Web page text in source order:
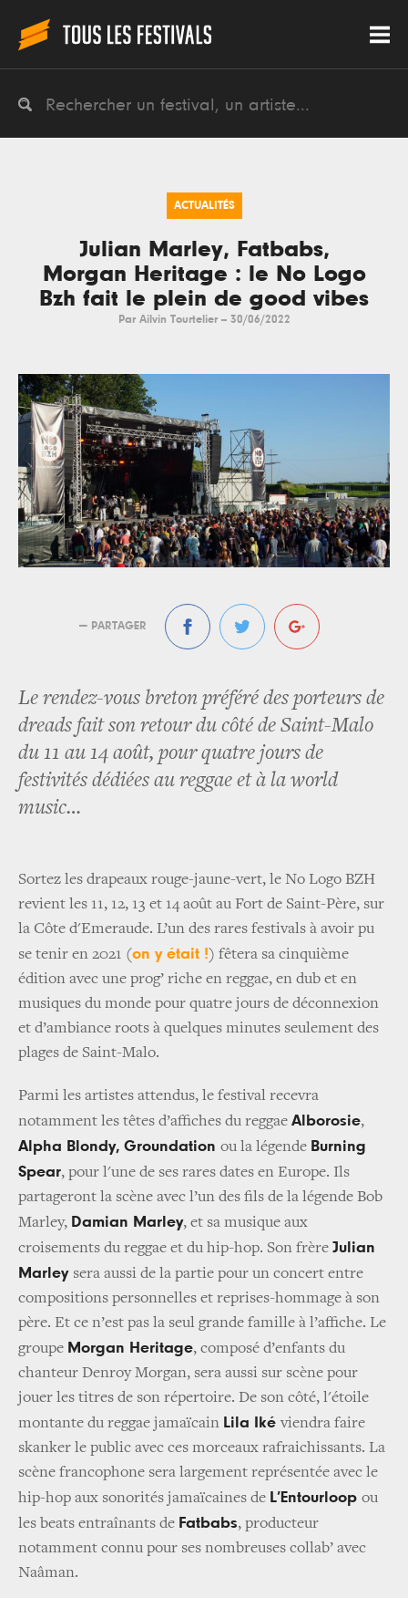
ACTUALITÉS
Julian Marley, Fatbabs,
Morgan Heritage : le No Logo
Bzh fait le plein de good vibes
Par Ailvin Tourtelier -- 30/06/2022
— PARTAGER
Le rendez-vous breton préféré des porteurs de
dreads fait son retour du côté de Saint-Malo
du 11 au 14 août, pour quatre jours de
festivités dédiées au reggae et à la world
music…
Sortez les drapeaux rouge-jaune-vert, le No Logo BZH
revient les 11, 12, 13 et 14 août au Fort de Saint-Père, sur
la Côte d'Emeraude. L’un des rares festivals à avoir pu
se tenir en 2021 (on y était !) fêtera sa cinquième
édition avec une prog’ riche en reggae, en dub et en
musiques du monde pour quatre jours de déconnexion
et d’ambiance roots à quelques minutes seulement des
plages de Saint-Malo.
Parmi les artistes attendus, le festival recevra
notamment les têtes d’affiches du reggae Alborosie,
Alpha Blondy, Groundation ou la légende Burning
Spear, pour l'une de ses rares dates en Europe. Ils
partageront la scène avec l’un des fils de la légende Bob
Marley, Damian Marley, et sa musique aux
croisements du reggae et du hip-hop. Son frère Julian
Marley sera aussi de la partie pour un concert entre
compositions personnelles et reprises-hommage à son
père. Et ce n’est pas la seul grande famille à l’affiche. Le
groupe Morgan Heritage, composé d’enfants du
chanteur Denroy Morgan, sera aussi sur scène pour
jouer les titres de son répertoire. De son côté, l'étoile
montante du reggae jamaïcain Lila Ikéviendra faire
skanker le public avec ces morceaux rafraichissants. La
scène francophone sera largement représentée avec le
hip-hop aux sonorités jamaïcaines de L’Entourloop ou
les beats entraînants de Fatbabs, producteur
notamment connu pour ses nombreuses collab’ avec
Naâman.